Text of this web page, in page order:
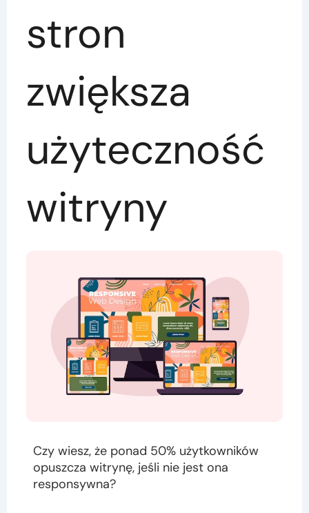
stron
zwiększa
użyteczność
witryny
Czy wiesz, że ponad 50% użytkowników
opuszcza witrynę, jeśli nie jest ona
responsywna?